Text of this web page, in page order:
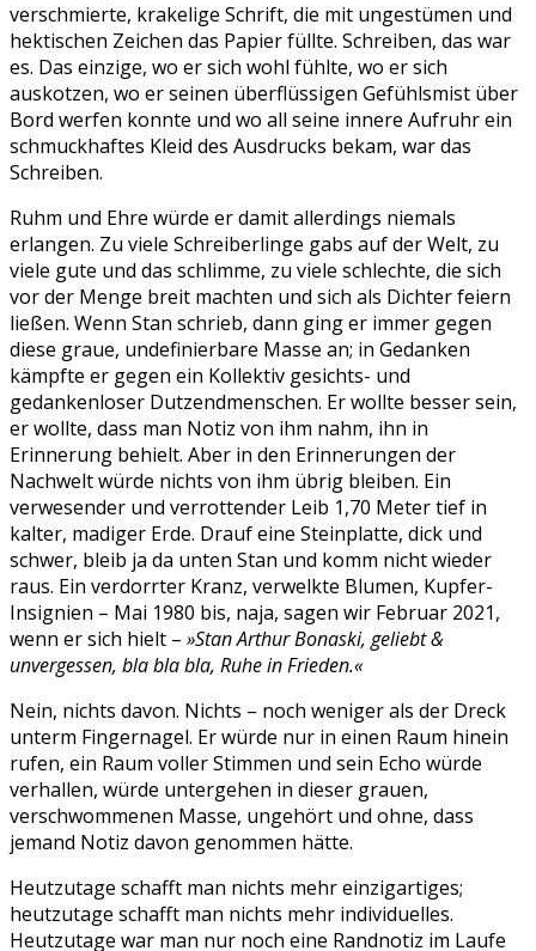
verschmierte, krakelige Schrift, die mit ungestümen und
hektischen Zeichen das Papier füllte. Schreiben, das war
es. Das einzige, wo er sich wohl fühlte, wo er sich
auskotzen, wo er seinen überflüssigen Gefühlsmist über
Bord werfen konnte und wo all seine innere Aufruhr ein
schmuckhaftes Kleid des Ausdrucks bekam, war das
Schreiben.
Ruhm und Ehre würde er damit allerdings niemals
erlangen. Zu viele Schreiberlinge gabs auf der Welt, zu
viele gute und das schlimme, zu viele schlechte, die sich
vor der Menge breit machten und sich als Dichter feiern
ließen. Wenn Stan schrieb, dann ging er immer gegen
diese graue, undefinierbare Masse an; in Gedanken
kämpfte er gegen ein Kollektiv gesichts- und
gedankenloser Dutzendmenschen. Er wollte besser sein,
er wollte, dass man Notiz von ihm nahm, ihn in
Erinnerung behielt. Aber in den Erinnerungen der
Nachwelt würde nichts von ihm übrig bleiben. Ein
verwesender und verrottender Leib 1,70 Meter tief in
kalter, madiger Erde. Drauf eine Steinplatte, dick und
schwer, bleib ja da unten Stan und komm nicht wieder
raus. Ein verdorrter Kranz, verwelkte Blumen, Kupfer-
Insignien – Mai 1980 bis, naja, sagen wir Februar 2021,
wenn er sich hielt – »Stan Arthur Bonaski, geliebt &
unvergessen, bla bla bla, Ruhe in Frieden.«
Nein, nichts davon. Nichts – noch weniger als der Dreck
unterm Fingernagel. Er würde nur in einen Raum hinein
rufen, ein Raum voller Stimmen und sein Echo würde
verhallen, würde untergehen in dieser grauen,
verschwommenen Masse, ungehört und ohne, dass
jemand Notiz davon genommen hätte.
Heutzutage schafft man nichts mehr einzigartiges;
heutzutage schafft man nichts mehr individuelles.
Heutzutage war man nur noch eine Randnotiz im Laufe